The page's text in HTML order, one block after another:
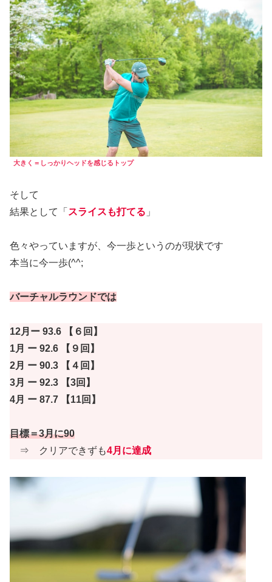
大きく ＝ しっかりヘッドを感じるトップ
そして
結果として「 スライスも打てる 」
色々やっていますが、今一歩というのが現状です
本当に今一歩(^^;
バーチャルラウンドでは
12月ー 93.6 【６回】
1月 ー 92.6 【９回】
2月 ー 90.3 【４回】
3月 ー 92.3 【3回】
4月 ー 87.7 【11回】
目標＝3月に90
⇒ クリアできずも4月に達成